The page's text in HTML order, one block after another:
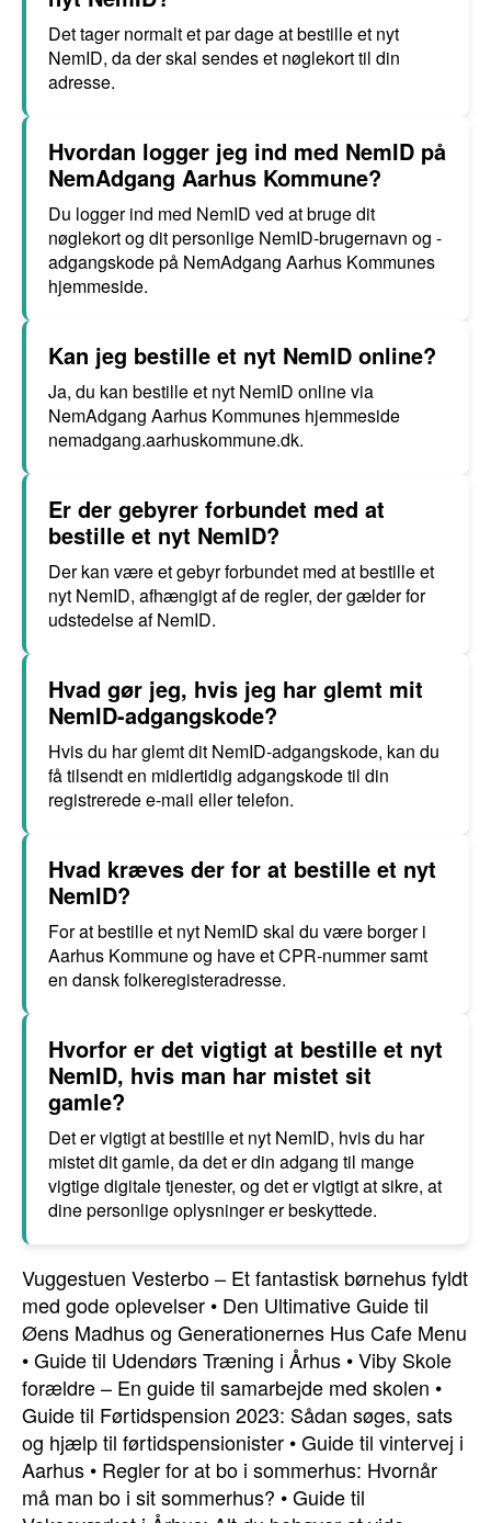
Det tager normalt et par dage at bestille et nyt
NemID, da der skal sendes et nøglekort til din
adresse.
Hvordan logger jeg ind med NemID på
NemAdgang Aarhus Kommune?
Du logger ind med NemID ved at bruge dit
nøglekort og dit personlige NemID-brugernavn og -
adgangskode på NemAdgang Aarhus Kommunes
hjemmeside.
Kan jeg bestille et nyt NemID online?
Ja, du kan bestille et nyt NemID online via
NemAdgang Aarhus Kommunes hjemmeside
nemadgang.aarhuskommune.dk.
Er der gebyrer forbundet med at
bestille et nyt NemID?
Der kan være et gebyr forbundet med at bestille et
nyt NemID, afhængigt af de regler, der gælder for
udstedelse af NemID.
Hvad gør jeg, hvis jeg har glemt mit
NemID-adgangskode?
Hvis du har glemt dit NemID-adgangskode, kan du
få tilsendt en midlertidig adgangskode til din
registrerede e-mail eller telefon.
Hvad kræves der for at bestille et nyt
NemID?
For at bestille et nyt NemID skal du være borger i
Aarhus Kommune og have et CPR-nummer samt
en dansk folkeregisteradresse.
Hvorfor er det vigtigt at bestille et nyt
NemID, hvis man har mistet sit
gamle?
Det er vigtigt at bestille et nyt NemID, hvis du har
mistet dit gamle, da det er din adgang til mange
vigtige digitale tjenester, og det er vigtigt at sikre, at
dine personlige oplysninger er beskyttede.
Vuggestuen Vesterbo – Et fantastisk børnehus fyldt
med gode oplevelser • Den Ultimative Guide til
Øens Madhus og Generationernes Hus Cafe Menu
•Guide til Udendørs Træning i Århus •Viby Skole
forældre – En guide til samarbejde med skolen •
Guide til Førtidspension 2023: Sådan søges, sats
og hjælp til førtidspensionister •Guide til vintervej i
Aarhus • Regler for at bo i sommerhus: Hvornår
må man bo i sit sommerhus? •Guide til